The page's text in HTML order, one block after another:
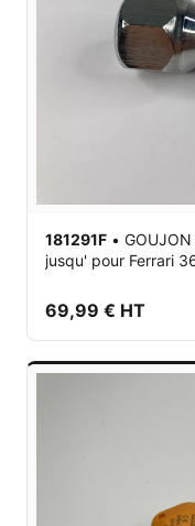
181291F •
jusqu' pour Ferrari
69,99 € HT